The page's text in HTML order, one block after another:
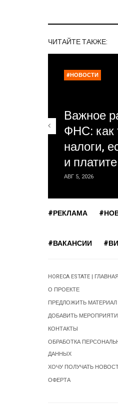
ЧИТАЙТЕ ТАКЖЕ:
#НОВОСТИ
Важное
ФНС: как
налоги,
и
АВГ 5, 2026
#РЕКЛАМА
#ВАКАНСИИ
HORECA ESTATE | ГЛАВНАЯ
О ПРОЕКТЕ
ПРЕДЛОЖИТЬ МАТЕРИАЛ
ДОБАВИТЬ
КОНТАКТЫ
ОБРАБОТКА
ДАННЫХ
ХОЧУ ПОЛУЧАТЬ
ОФЕРТА